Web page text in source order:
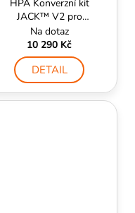
HPA Konverzní kit
JACK™ V2 pro
M4/M16 - PolarStar
Na dotaz
10 290 Kč
DETAIL